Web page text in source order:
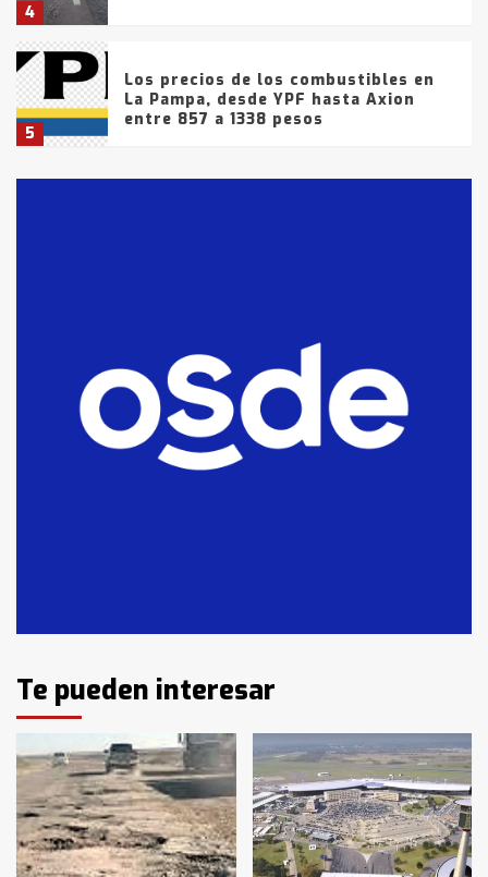
4
5
Los precios de los combustibles en
La Pampa, desde YPF hasta Axion
entre 857 a 1338 pesos
fueron detenidos por
comercialización de drogas en la
tarde del sábado
T.Lauquen: se vendió el edificio de
lo que fue la planta Industrial del
3
Identidad de los adolescentes
pampeanos que fueron
en la mañana del lunes
4
Accidente en Ruta 5: falleció un
joven de Trenque Lauquen
Te pueden interesar